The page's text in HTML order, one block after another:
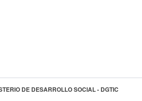
DE DESARROLLO SOCIAL - DGTIC